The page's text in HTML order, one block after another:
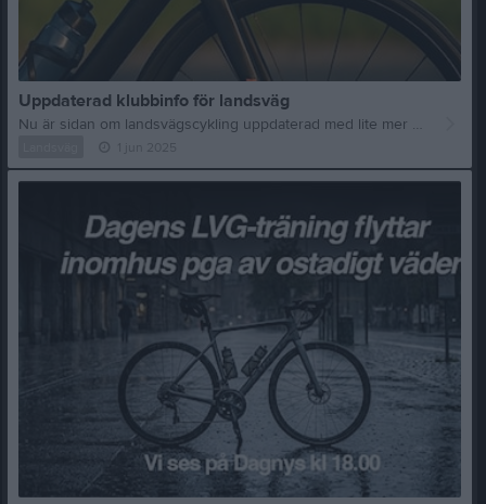
Uppdaterad klubbinfo för landsväg
Nu är sidan om landsvägscykling uppdaterad med lite mer aktuell information om våra olika aktiviteter som erbjuds i klubbens regi. Du kan läsa mer om det under gruppinformationen. Även aktivitetskalendern är nu uppdaterad så det blir än tydligare med vilka aktiviteter som tillhör LVG-sidan. Till sist så är nu onsdagsträningarna kompletterade med lite info om vad för sorts intervaller som är planerat och var vi kommer cykla den närmsta månaden och tanken är att det alltid kommer att ligga ute i förväg så att du som kommer lite sent eller är lite osäker på dagsformen vet vad som väntar och var någonstans vi kommer hålla hus i fall man vill korta ned eller dyka upp lite senare. Vill också passa på och tacka för det stigande intresset för våra onsdagar. De senaste veckorna har vi varit 10-12 personer som dykt och blivit lite trötta tillsammans!! Har du ännu inte varit med? Var inte orolig för platserna är ännu inte slut, bar att komma ned till torget nästkomnade onsdag!